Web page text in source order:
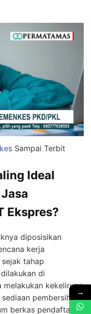
Sampai Terbit
Ideal
Ekspres?
diposisikan
kerja
tahap
di
melakukan kekeliruan
pembersih
berkas pendaftaran
→